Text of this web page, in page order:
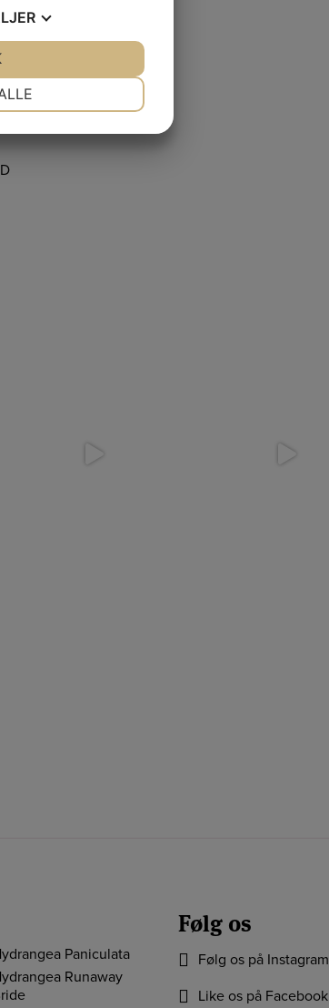
Paniculata
Runaway
Følg os
Følg os på Instagram
Like os på Facebook